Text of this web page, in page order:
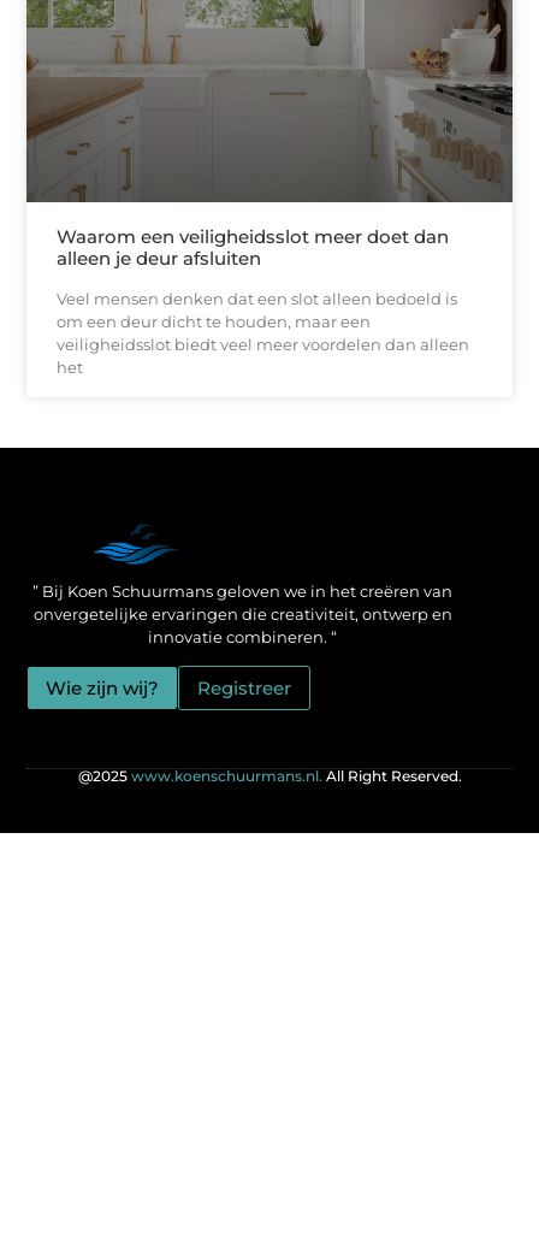
Waarom een veiligheidsslot meer doet dan
alleen je deur afsluiten
Veel mensen denken dat een slot alleen bedoeld is
om een deur dicht te houden, maar een
veiligheidsslot biedt veel meer voordelen dan alleen
het
” Bij Koen Schuurmans geloven we in het creëren van
onvergetelijke ervaringen die creativiteit, ontwerp en
innovatie combineren. “
Wie zijn wij? Registreer
@2025 www.koenschuurmans.nl. All Right Reserved.